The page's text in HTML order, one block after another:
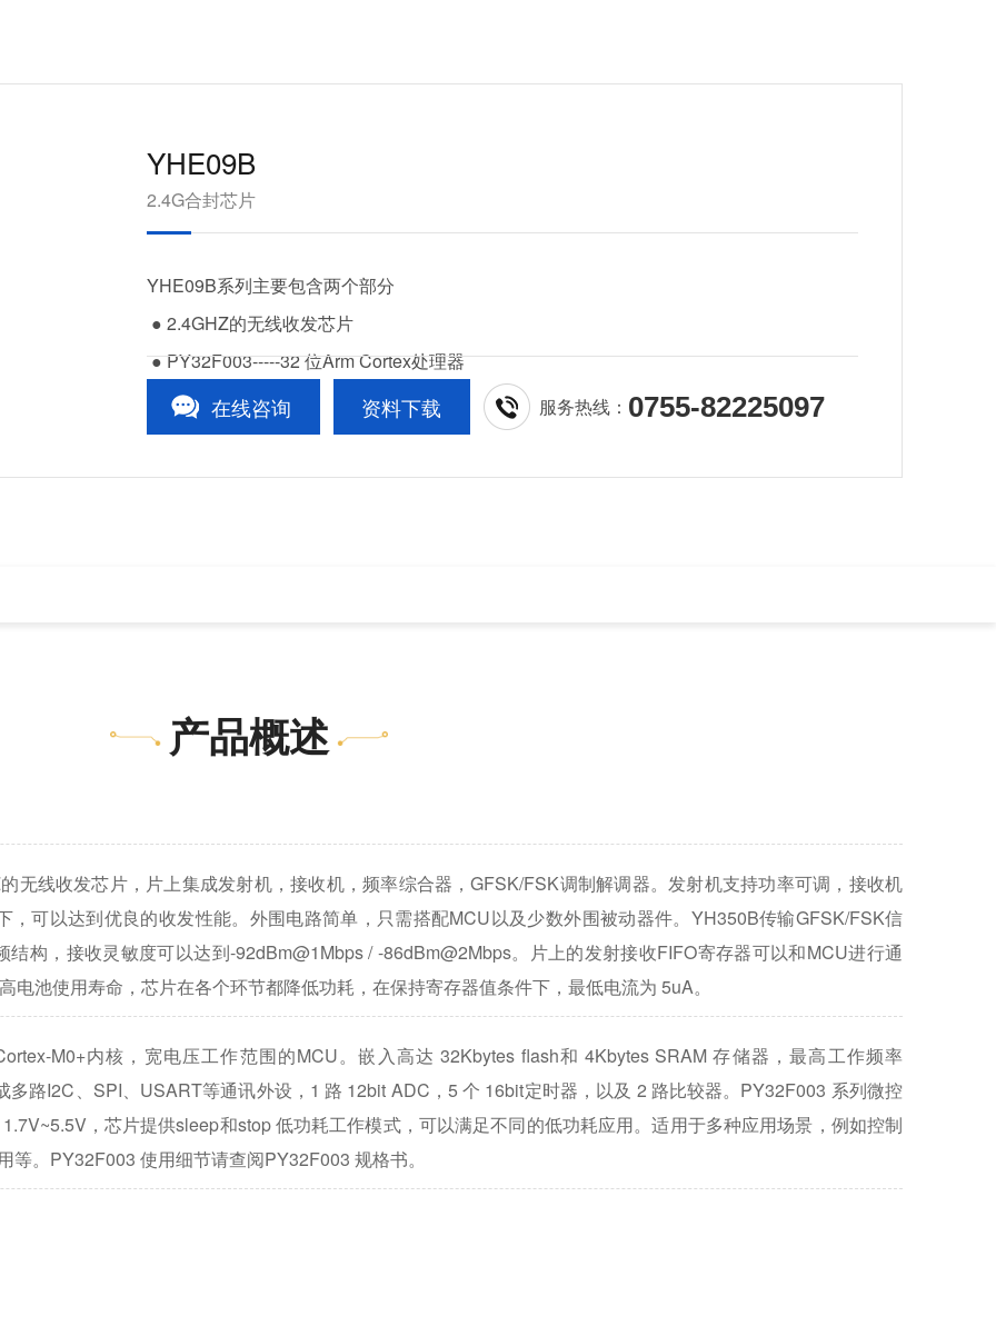
YHE09B
2.4G合封芯片
YHE09B系列主要包含两个部分
● 2.4GHZ的无线收发芯片
● PY32F003-----32 位Arm Cortex处理器
在线咨询 资料下载 服务热线： 0755-82225097
产品概述
无线收发芯片，片上集成发射机，接收机，频率综合器，GFSK/FSK调制解调器。发射机支持功率可调，接收机
可以达到优良的收发性能。外围电路简单，只需搭配MCU以及少数外围被动器件。YH350B传输GFSK/FSK信
构，接收灵敏度可以达到-92dBm@1Mbps / -86dBm@2Mbps。片上的发射接收FIFO寄存器可以和MCU进行通
电池使用寿命，芯片在各个环节都降低功耗，在保持寄存器值条件下，最低电流为 5uA。
M0+内核，宽电压工作范围的MCU 。嵌入高达 32Kbytes flash和 4Kbytes SRAM存储器，最高工作频率
路I2C、SPI、USART等通讯外设，1 路 12bit ADC，5个 16bit定时器，以及 2 路比较器。PY32F003 系列微控
，芯片提供sleep和stop 低功耗工作模式，可以满足不同的低功耗应用。适用于多种应用场景，例如控制
。PY32F003 使用细节请查阅PY32F003 规格书。